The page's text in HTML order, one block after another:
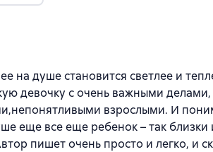
на душе становится светлее и
девочку с очень важными делами,
взрослыми. И
еще все еще ребенок – так
пишет очень просто и легко, и